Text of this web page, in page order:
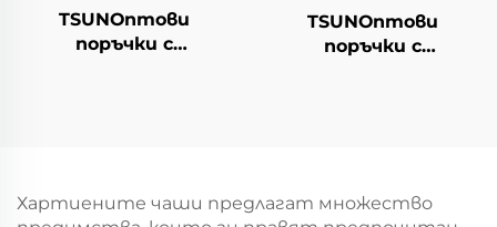
TSUNОптови
поръчки с
Нова година/
TSUNОптови
поръчки с
за екранна печат за
Хартиените чаши предлагат множество